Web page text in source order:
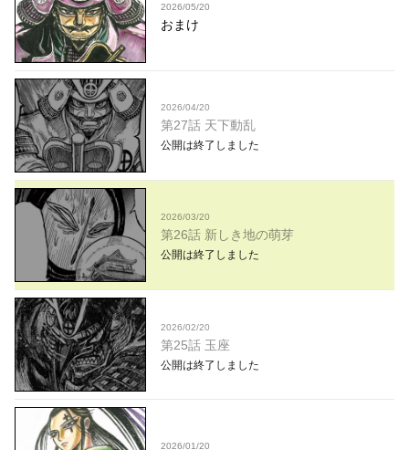
2026/05/20
おまけ
2026/04/20
第27話 天下動乱
公開は終了しました
2026/03/20
第26話 新しき地の萌芽
公開は終了しました
2026/02/20
第25話 玉座
公開は終了しました
2026/01/20